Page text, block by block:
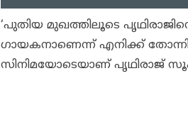
‘പുതിയ മുഖത്തിലൂടെ
ഗായകനാണെന്ന് എനിക്ക്
സിനിമയോടെയാണ് പൃഥിരാജ്